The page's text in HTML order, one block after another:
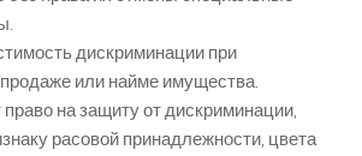
дискриминации при
или найме имущества.
на защиту от дискриминации,
расовой принадлежности, цвета